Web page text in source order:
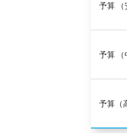
予算 （
予算 （
予算（